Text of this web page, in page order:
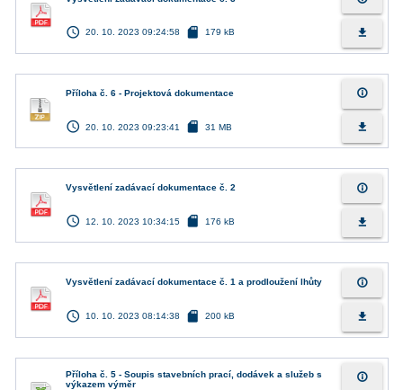
access_time 20. 10. 2023 09:24:58 sd_card 179 kB file_download
Příloha č. 6 - Projektová dokumentace
access_time 20. 10. 2023 09:23:41 sd_card 31 MB
info_outline
file_download
Vysvětlení zadávací dokumentace č. 2
access_time 12. 10. 2023 10:34:15 sd_card 176 kB
info_outline
file_download
Vysvětlení zadávací dokumentace č. 1 a prodloužení lhůty
access_time 10. 10. 2023 08:14:38 sd_card 200 kB
info_outline
file_download
Příloha č. 5 - Soupis stavebních prací, dodávek a služeb s
výkazem výměr
info_outline